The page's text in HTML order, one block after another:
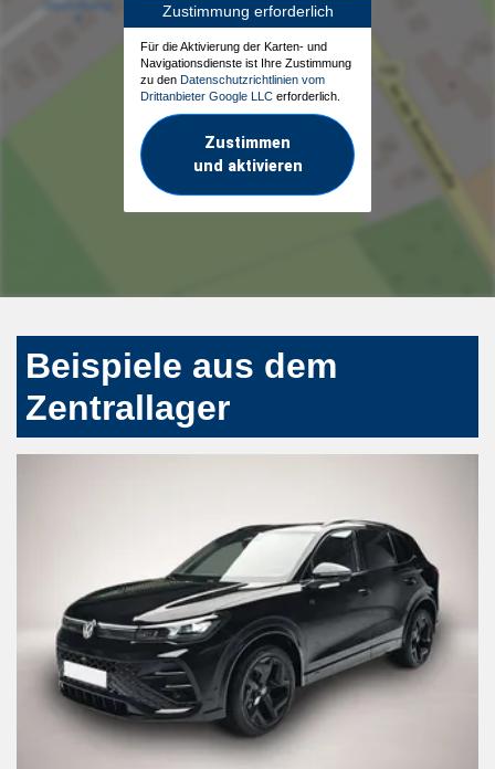
Zustimmung erforderlich
Für die Aktivierung der Karten- und
Navigationsdienste ist Ihre Zustimmung
zu den Datenschutzrichtlinien vom
Drittanbieter Google LLC erforderlich.
Zustimmen
und aktivieren
Beispiele aus dem
Zentrallager